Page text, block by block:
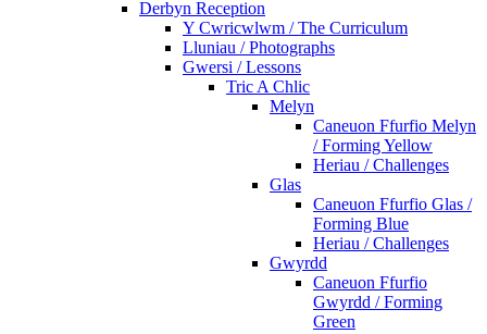
Derbyn Reception
Y Cwricwlwm / The Curriculum
Lluniau / Photographs
Gwersi / Lessons
Tric A Chlic
Melyn
Caneuon Ffurfio Melyn
/ Forming Yellow
Heriau / Challenges
Glas
Caneuon Ffurfio Glas /
Forming Blue
Heriau / Challenges
Gwyrdd
Caneuon Ffurfio
Gwyrdd / Forming
Green